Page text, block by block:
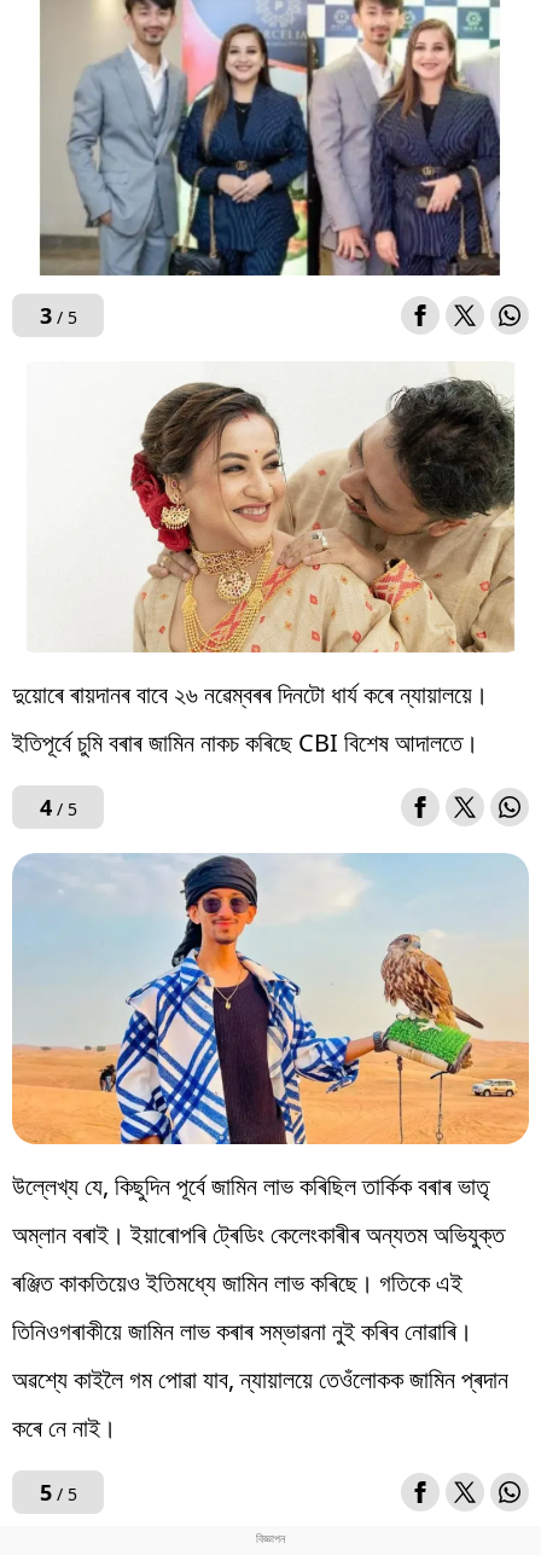
3/ 5
দুয়োৰে ৰায়দানৰ বাবে ২৬ নৱেম্বৰৰ দিনটো ধাৰ্য কৰে ন্যায়ালয়ে।
ইতিপূৰ্বে চুমি বৰাৰ জামিন নাকচ কৰিছে CBI বিশেষ আদালতে।
4/ 5
উল্লেখ্য যে, কিছুদিন পূৰ্বে জামিন লাভ কৰিছিল তাৰ্কিক বৰাৰ ভাতৃ
অম্লান বৰাই। ইয়াৰোপৰি ট্ৰেডিং কেলেংকাৰীৰ অন্যতম অভিযুক্ত
ৰঞ্জিত কাকতিয়েও ইতিমধ্যে জামিন লাভ কৰিছে। গতিকে এই
তিনিওগৰাকীয়ে জামিন লাভ কৰাৰ সম্ভাৱনা নুই কৰিব নোৱাৰি।
অৱশ্যে কাইলৈ গম পোৱা যাব, ন্যায়ালয়ে তেওঁলোকক জামিন প্ৰদান
কৰে নে নাই।
5/ 5